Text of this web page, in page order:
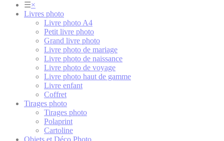
☰×
Livres photo
Livre photo A4
Petit livre photo
Grand livre photo
Livre photo de mariage
Livre photo de naissance
Livre photo de voyage
Livre photo haut de gamme
Livre enfant
Coffret
Tirages photo
Tirages photo
Polaprint
Cartoline
Objets et Déco Photo